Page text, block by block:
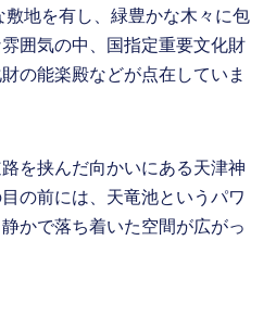
地を有し、緑豊かな木々に包
囲気の中、国指定重要文化財
の能楽殿などが点在していま
を挟んだ向かいにある天津神
の前には、天竜池というパワ
かで落ち着いた空間が広がっ